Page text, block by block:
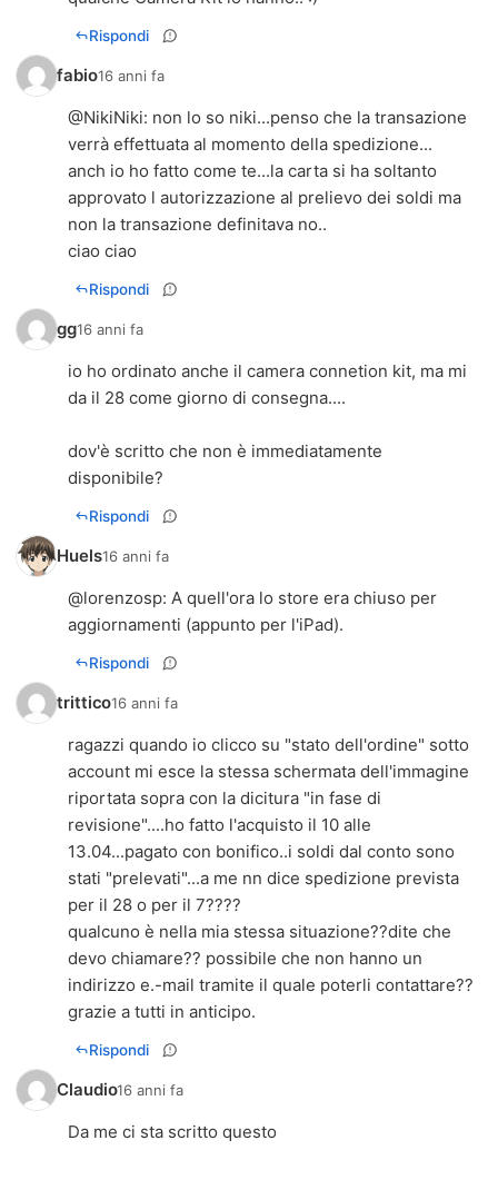
Rispondi
fabio16 anni fa
@NikiNiki: non lo so niki...penso che la transazione
verrà effettuata al momento della spedizione...
anch io ho fatto come te...la carta si ha soltanto
approvato l autorizzazione al prelievo dei soldi ma
non la transazione definitava no..
ciao ciao
Rispondi
gg16 anni fa
io ho ordinato anche il camera connetion kit, ma mi
da il 28 come giorno di consegna....
dov'è scritto che non è immediatamente
disponibile?
Rispondi
Huels16 anni fa
@lorenzosp: A quell'ora lo store era chiuso per
aggiornamenti (appunto per l'iPad).
Rispondi
trittico16 anni fa
ragazzi quando io clicco su "stato dell'ordine" sotto
account mi esce la stessa schermata dell'immagine
riportata sopra con la dicitura "in fase di
revisione"....ho fatto l'acquisto il 10 alle
13.04...pagato con bonifico..i soldi dal conto sono
stati "prelevati"...a me nn dice spedizione prevista
per il 28 o per il 7????
qualcuno è nella mia stessa situazione??dite che
devo chiamare?? possibile che non hanno un
indirizzo e.-mail tramite il quale poterli contattare??
grazie a tutti in anticipo.
Rispondi
Claudio16 anni fa
Da me ci sta scritto questo